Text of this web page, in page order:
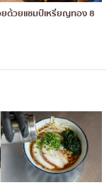
ด้วยแชมป์เหรียญทอง 8